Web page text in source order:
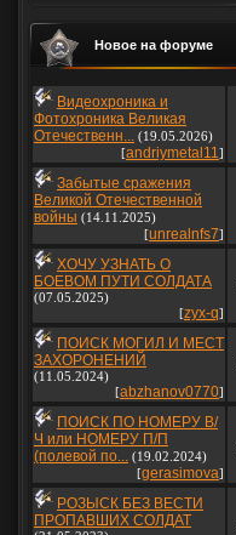
Новое на форуме
Видеохроника и
Фотохроника Великая
Отечественн... (19.05.2026)
[andriymetal11]
Забытые сражения
Великой Отечественной
войны (14.11.2025)
[unrealnfs7]
ХОЧУ УЗНАТЬ О
БОЕВОМ ПУТИ СОЛДАТА
(07.05.2025)
[zyx-q]
ПОИСК МОГИЛ И МЕСТ
ЗАХОРОНЕНИЙ
(11.05.2024)
[abzhanov0770]
ПОИСК ПО НОМЕРУ В/
Ч или НОМЕРУ П/П
(полевой по... (19.02.2024)
[gerasimova]
РОЗЫСК БЕЗ ВЕСТИ
ПРОПАВШИХ СОЛДАТ